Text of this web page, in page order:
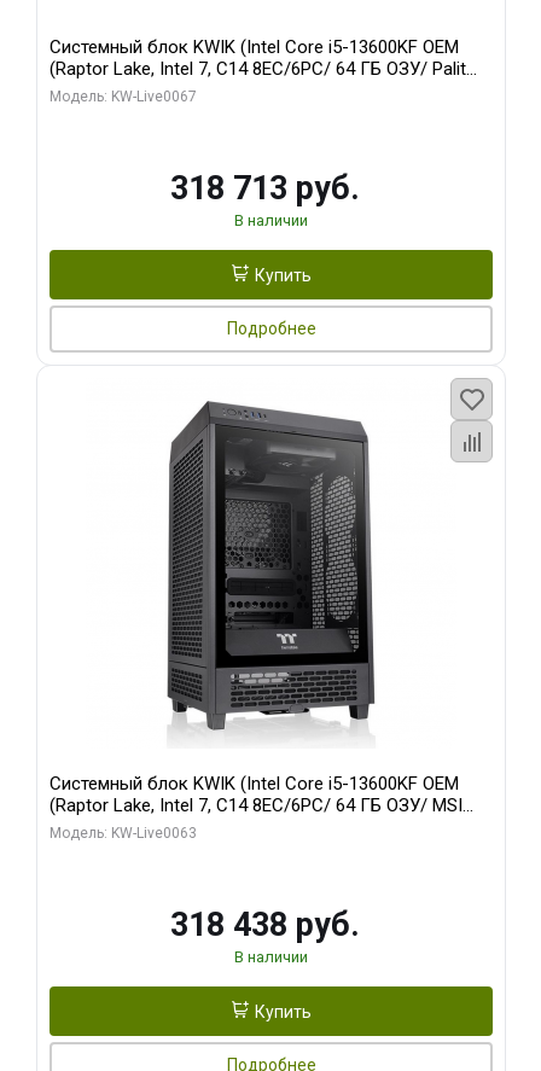
Системный блок KWIK (Intel Core i5-13600KF OEM
(Raptor Lake, Intel 7, C14 8EC/6PC/ 64 ГБ ОЗУ/ Palit
RTX5080 GAMINGPRO OC 16GB GDDR7 256bit 3xDP
Модель: KW-Live0067
318 713 руб.
В наличии
Купить
Подробнее
Системный блок KWIK (Intel Core i5-13600KF OEM
(Raptor Lake, Intel 7, C14 8EC/6PC/ 64 ГБ ОЗУ/ MSI
RTX5080 VENTUS 3X OC 16GB GDDR7 256bit 3xDP
Модель: KW-Live0063
318 438 руб.
В наличии
Купить
Подробнее